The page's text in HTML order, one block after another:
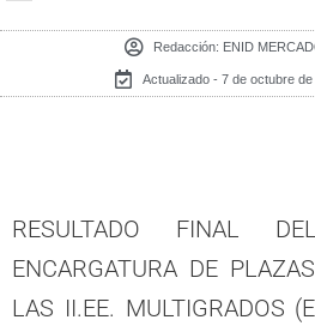
Redacción: ENID
Actualizado - 7 de octubre de
RESULTADO FINAL
ENCARGATURA DE
LAS II.EE. MULTIGRADOS